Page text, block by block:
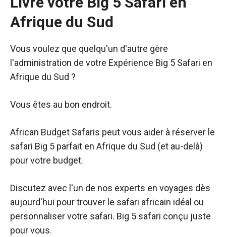
Afrique du Sud
Vous voulez que quelqu'un d'autre gère
l'administration de votre Expérience Big 5 Safari en
Afrique du Sud ?
Vous êtes au bon endroit.
African Budget Safaris peut vous aider à réserver le
safari Big 5 parfait en Afrique du Sud (et au-delà)
pour votre budget.
Discutez avec l'un de nos experts en voyages dès
aujourd'hui pour trouver le safari africain idéal ou
personnaliser votre safari. Big 5 safari conçu juste
pour vous.